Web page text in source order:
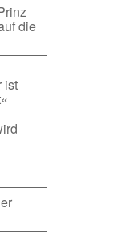
die
ist